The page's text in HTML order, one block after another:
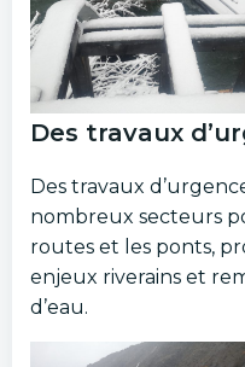
Des travaux
Des travaux
nombreux secteurs
routes et les ponts,
enjeux riverains et
d’eau.